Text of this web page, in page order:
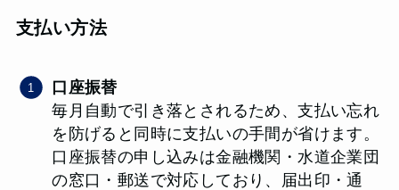
支払い方法
口座振替
毎月自動で引き落とされるため、支払い忘れ
を防げると同時に支払いの手間が省けます。
口座振替の申し込みは金融機関・水道企業団
の窓口・郵送で対応しており、届出印・通